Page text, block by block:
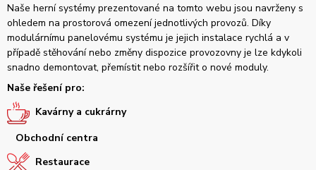
Naše herní systémy prezentované na tomto webu jsou navrženy s
ohledem na prostorová omezení jednotlivých provozů. Díky
modulárnímu panelovému systému je jejich instalace rychlá a v
případě stěhování nebo změny dispozice provozovny je lze kdykoli
snadno demontovat, přemístit nebo rozšířit o nové moduly.
Naše řešení pro:
Kavárny a cukrárny
Obchodní centra
Restaurace